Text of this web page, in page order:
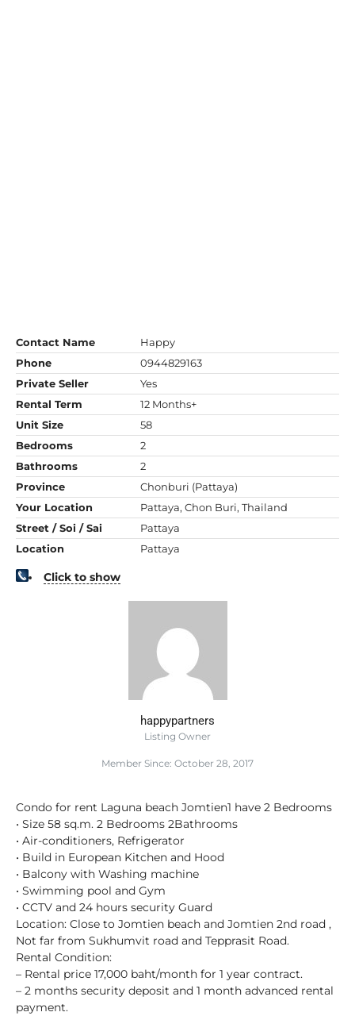
Contact Name
Happy
Phone
0944829163
Private Seller
Yes
Rental Term
12 Months+
Unit Size
58
Bedrooms
2
Bathrooms
2
Province
Chonburi (Pattaya)
Your Location
Pattaya, Chon Buri, Thailand
Street / Soi / Sai
Pattaya
Location
Pattaya
Click to show
happypartners
Listing Owner
Member Since: October 28, 2017
Condo for rent Laguna beach Jomtien1 have 2 Bedrooms
• Size 58 sq.m. 2 Bedrooms 2Bathrooms
• Air-conditioners, Refrigerator
• Build in European Kitchen and Hood
• Balcony with Washing machine
• Swimming pool and Gym
• CCTV and 24 hours security Guard
Location: Close to Jomtien beach and Jomtien 2nd road ,
Not far from Sukhumvit road and Tepprasit Road.
Rental Condition:
– Rental price 17,000 baht/month for 1 year contract.
– 2 months security deposit and 1 month advanced rental
payment.